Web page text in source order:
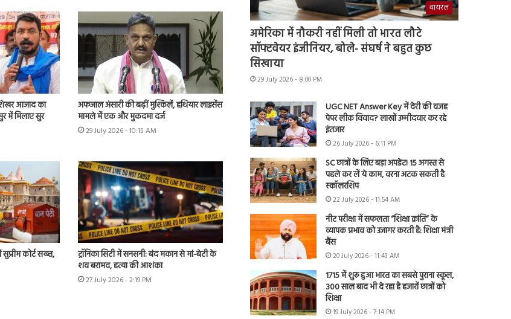
आजाद का
में मिलाए सुर
अफजाल अंसारी की बढ़ीं मुश्किलें, हथियार लाइसेंस
मामले में एक और मुकदमा दर्ज
29 July 2026 - 10:15 AM
सुप्रीम कोर्ट सख्त,
ट्रॉनिका सिटी में सनसनी: बंद मकान से मां-बेटी के
शव बरामद, हत्या की आशंका
27 July 2026 - 2:19 PM
वायरल
अमेरिका में नौकरी नहीं मिली तो भारत लौटे
सॉफ्टवेयर इंजीनियर, बोले- संघर्ष ने बहुत कुछ
सिखाया
29 July 2026 - 8:00 PM
UGC NET Answer Key में देरी की वजह
पेपर लीक विवाद? लाखों उम्मीदवार कर रहे
इंतजार
26 July 2026 - 6:11 PM
SC छात्रों के लिए बड़ा अपडेट! 15 अगस्त से
पहले कर लें ये काम, वरना अटक सकती है
स्कॉलरशिप
22 July 2026 - 11:54 AM
नीट परीक्षा में सफलता “शिक्षा क्रांति” के
व्यापक प्रभाव को उजागर करती है: शिक्षा मंत्री
बैंस
20 July 2026 - 11:43 AM
1715 में शुरू हुआ भारत का सबसे पुराना स्कूल,
300 साल बाद भी दे रहा है हजारों छात्रों को
शिक्षा
19 July 2026 - 7:14 PM